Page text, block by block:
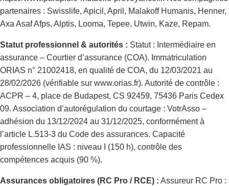
partenaires : Swisslife, Apicil, April, Malakoff Humanis, Henner,
Axa Asaf Afps, Alptis, Looma, Tepee, Utwin, Kaze, Repam.
Statut professionnel & autorités : Statut : Intermédiaire en
assurance – Courtier d’assurance (COA). Immatriculation
ORIAS n° 21002418, en qualité de COA, du 12/03/2021 au
28/02/2026 (vérifiable sur www.orias.fr). Autorité de contrôle :
ACPR – 4, place de Budapest, CS 92459, 75436 Paris Cedex
09. Association d’autorégulation du courtage : VotrAsso –
adhésion du 13/12/2024 au 31/12/2025, conformément à
l’article L.513-3 du Code des assurances. Capacité
professionnelle IAS : niveau I (150 h), contrôle des
compétences acquis (90 %).
Assurances obligatoires (RC Pro / RCE) : Assureur RC Pro :